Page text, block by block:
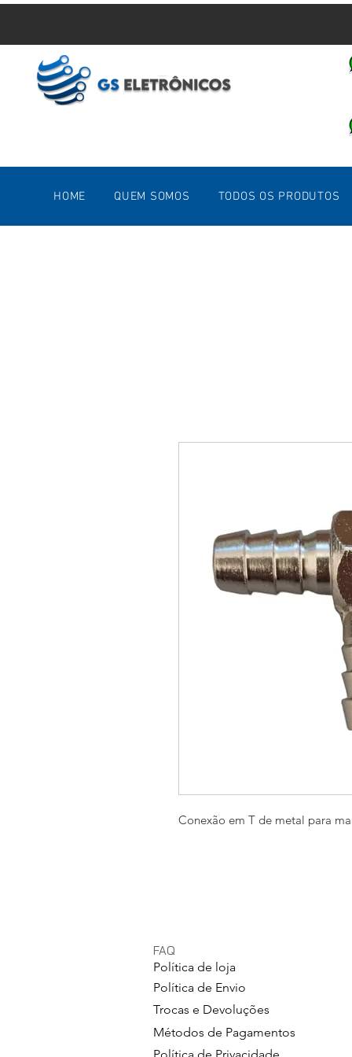
HOME QUEM SOMOS TODOS OS PRODUTOS
Conexão em T de metal para
FAQ
Política de loja
Política de Envio
Trocas e Devoluções
Métodos de Pagamentos
Política de Privacidade